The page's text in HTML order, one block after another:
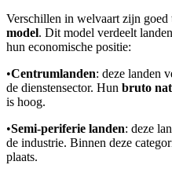
Verschillen in welvaart zijn goed
model. Dit model verdeelt
hun economische positie:
•Centrumlanden: deze landen
de dienstensector. Hun bruto
is hoog.
•Semi-periferie landen: deze
de industrie. Binnen deze
plaats.